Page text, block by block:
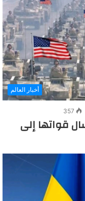
أخبار العالم
357
قواتها إلى